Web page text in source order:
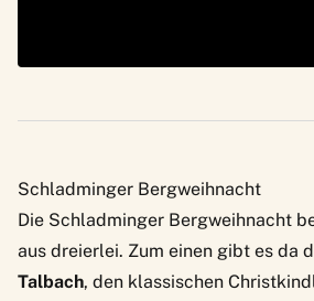
Schladminger Bergweihnacht
Die Schladminger Bergweihnacht
aus dreierlei. Zum einen gibt es da
Talbach, den klassischen